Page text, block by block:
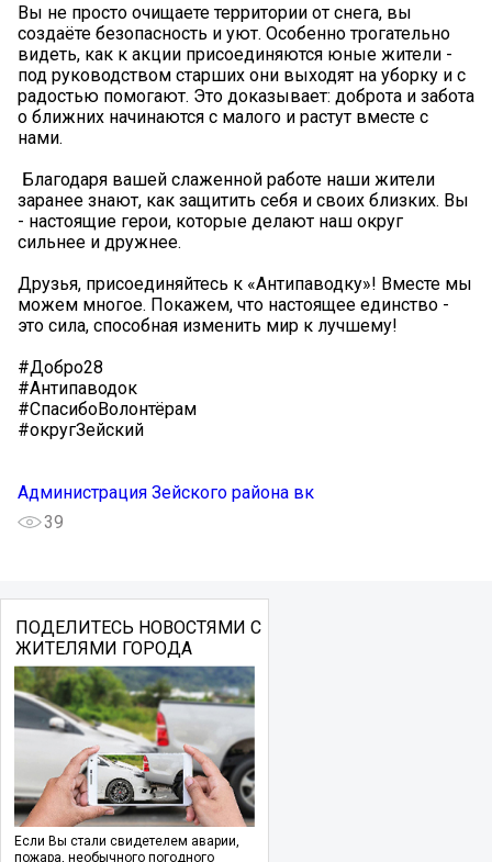
Вы не просто очищаете территории от снега, вы
создаёте безопасность и уют. Особенно трогательно
видеть, как к акции присоединяются юные жители -
под руководством старших они выходят на уборку и с
радостью помогают. Это доказывает: доброта и забота
о ближних начинаются с малого и растут вместе с
нами.
️ Благодаря вашей слаженной работе наши жители
заранее знают, как защитить себя и своих близких. Вы
- настоящие герои, которые делают наш округ
сильнее и дружнее.
Друзья, присоединяйтесь к «Антипаводку»! Вместе мы
можем многое. Покажем, что настоящее единство -
это сила, способная изменить мир к лучшему!
#Добро28
#Антипаводок
#СпасибоВолонтёрам
#округЗейский
Администрация Зейского района вк
39
ПОДЕЛИТЕСЬ НОВОСТЯМИ С
ЖИТЕЛЯМИ ГОРОДА
Если Вы стали свидетелем аварии,
пожара, необычного погодного